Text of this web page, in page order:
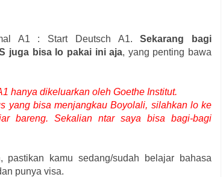
A1 : Start Deutsch A1.Sekarang bagi
juga bisa lo pakai ini aja, yang penting bawa
hanya dikeluarkan oleh Goethe Institut.
yang bisa menjangkau Boyolali, silahkan lo ke
bareng. Sekalian ntar saya bisa bagi-bagi
kamu sedang/sudah belajar bahasa
punya visa.